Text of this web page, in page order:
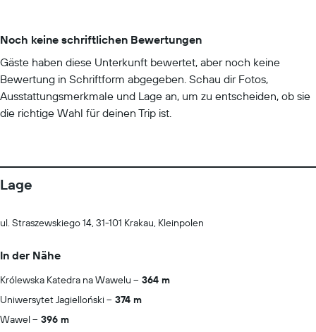
Noch keine schriftlichen Bewertungen
Gäste haben diese Unterkunft bewertet, aber noch keine
Bewertung in Schriftform abgegeben. Schau dir Fotos,
Ausstattungsmerkmale und Lage an, um zu entscheiden, ob sie
die richtige Wahl für deinen Trip ist.
Lage
ul. Straszewskiego 14, 31-101 Krakau, Kleinpolen
In der Nähe
Królewska Katedra na Wawelu
364 m
Uniwersytet Jagielloński
374 m
Wawel
396 m